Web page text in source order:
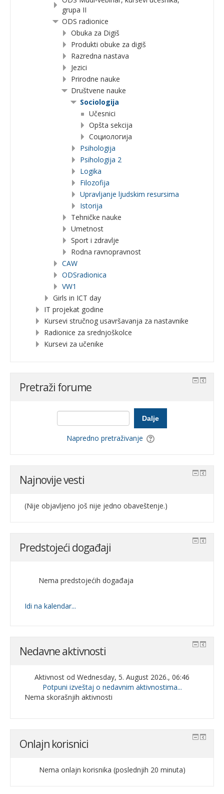
grupa II
ODS radionice
Obuka za Digiš
Produkti obuke za digiš
Razredna nastava
Jezici
Prirodne nauke
Društvene nauke
Sociologija
Učesnici
Opšta sekcija
Социологија
Psihologija
Psihologija 2
Logika
Filozofija
Upravljanje ljudskim resursima
Istorija
Tehničke nauke
Umetnost
Sport i zdravlje
Rodna ravnopravnost
CAW
ODSradionica
VW1
Girls in ICT day
IT projekat godine
Kursevi stručnog usavršavanja za nastavnike
Radionice za srednjoškolce
Kursevi za učenike
Pretraži forume
Dalje
Napredno pretraživanje
Najnovije vesti
(Nije objavljeno još nije jedno obaveštenje.)
Predstojeći događaji
Nema predstojećih događaja
Idi na kalendar...
Nedavne aktivnosti
Aktivnost od Wednesday, 5. August 2026., 06:46
Potpuni izveštaj o nedavnim aktivnostima...
Nema skorašnjih aktivnosti
Onlajn korisnici
Nema onlajn korisnika (poslednjih 20 minuta)